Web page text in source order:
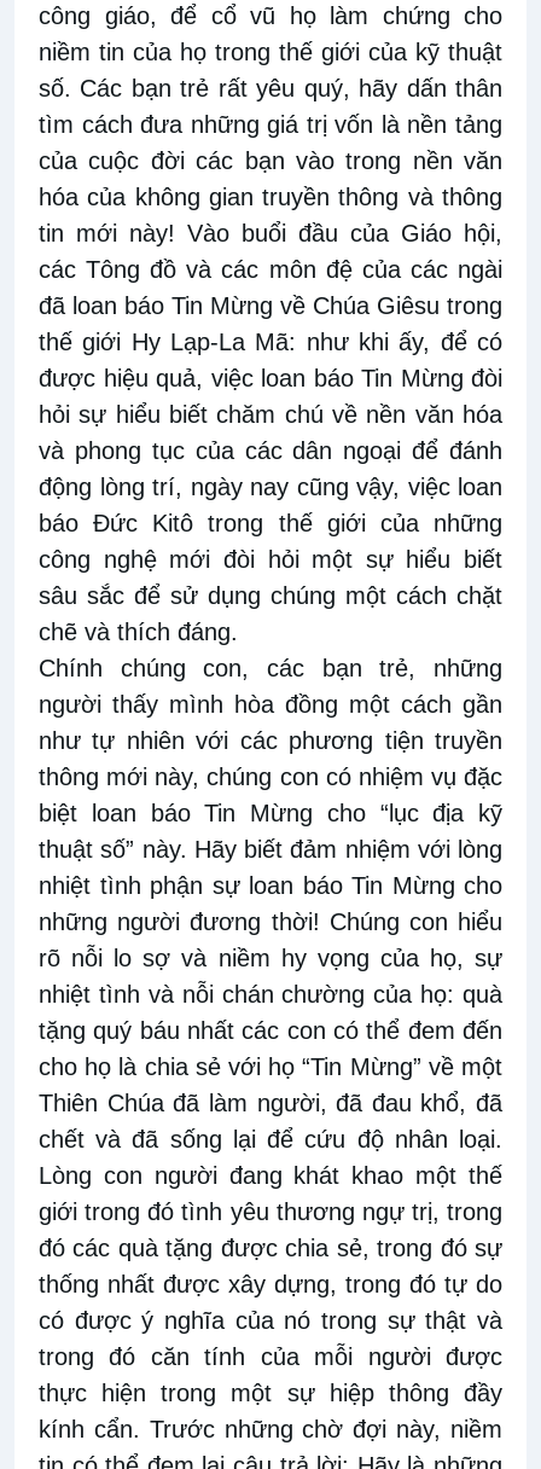
công giáo, để cổ vũ họ làm chứng cho
niềm tin của họ trong thế giới của kỹ thuật
số. Các bạn trẻ rất yêu quý, hãy dấn thân
tìm cách đưa những giá trị vốn là nền tảng
của cuộc đời các bạn vào trong nền văn
hóa của không gian truyền thông và thông
tin mới này! Vào buổi đầu của Giáo hội,
các Tông đồ và các môn đệ của các ngài
đã loan báo Tin Mừng về Chúa Giêsu trong
thế giới Hy Lạp-La Mã: như khi ấy, để có
được hiệu quả, việc loan báo Tin Mừng đòi
hỏi sự hiểu biết chăm chú về nền văn hóa
và phong tục của các dân ngoại để đánh
động lòng trí, ngày nay cũng vậy, việc loan
báo Đức Kitô trong thế giới của những
công nghệ mới đòi hỏi một sự hiểu biết
sâu sắc để sử dụng chúng một cách chặt
chẽ và thích đáng.
Chính chúng con, các bạn trẻ, những
người thấy mình hòa đồng một cách gần
như tự nhiên với các phương tiện truyền
thông mới này, chúng con có nhiệm vụ đặc
biệt loan báo Tin Mừng cho “lục địa kỹ
thuật số” này. Hãy biết đảm nhiệm với lòng
nhiệt tình phận sự loan báo Tin Mừng cho
những người đương thời! Chúng con hiểu
rõ nỗi lo sợ và niềm hy vọng của họ, sự
nhiệt tình và nỗi chán chường của họ: quà
tặng quý báu nhất các con có thể đem đến
cho họ là chia sẻ với họ “Tin Mừng” về một
Thiên Chúa đã làm người, đã đau khổ, đã
chết và đã sống lại để cứu độ nhân loại.
Lòng con người đang khát khao một thế
giới trong đó tình yêu thương ngự trị, trong
đó các quà tặng được chia sẻ, trong đó sự
thống nhất được xây dựng, trong đó tự do
có được ý nghĩa của nó trong sự thật và
trong đó căn tính của mỗi người được
thực hiện trong một sự hiệp thông đầy
kính cẩn. Trước những chờ đợi này, niềm